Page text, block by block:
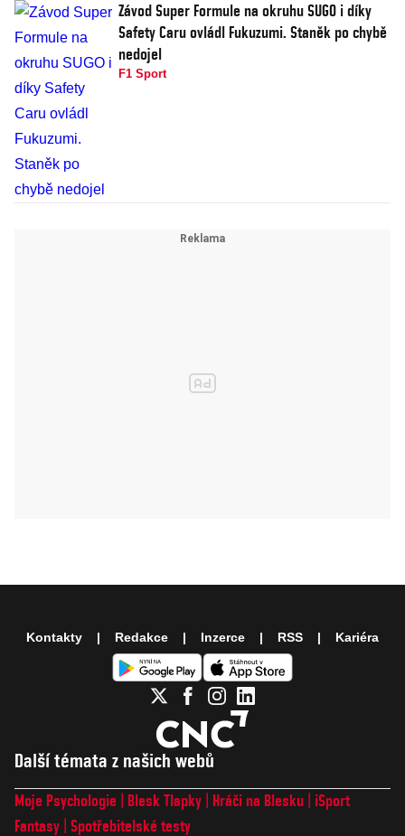
Závod Super Formule na okruhu SUGO i díky
Safety Caru ovládl Fukuzumi. Staněk po chybě
nedojel
F1 Sport
Další témata z našich webů
Moje Psychologie Blesk Tlapky Hráči na Blesku
iSport
Fantasy Spotřebitelské testy
Kontakty Redakce Inzerce RSS Kariéra